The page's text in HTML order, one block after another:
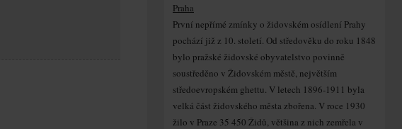
Praha
První nepřímé zmínky o židovském osídlení Prahy
pochází již z 10. století. Od středověku do roku 1848
bylo pražské židovské obyvatelstvo povinně
soustředěno v Židovském městě, největším
středoevropském ghettu. V letech 1896-1911 byla
velká část židovského města zbořena. V roce 1930
žilo v Praze 35 450 Židů, většina z nich zemřela v